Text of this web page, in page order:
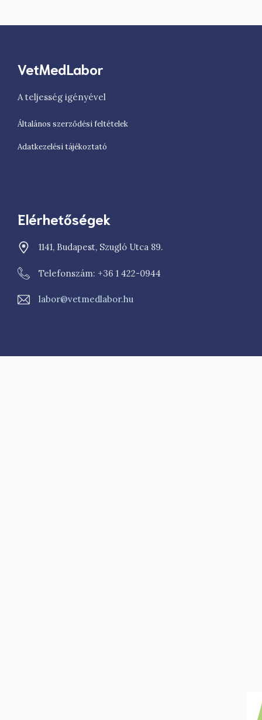
VetMedLabor
A teljesség igényével
Általános szerződési feltételek
Adatkezelési tájékoztató
Elérhetőségek
1141, Budapest, Szugló Utca 89.
Telefonszám: +36 1 422-0944
labor@vetmedlabor.hu